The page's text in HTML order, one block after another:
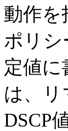
動作を
ポリシ
定値に
は、
DSCP